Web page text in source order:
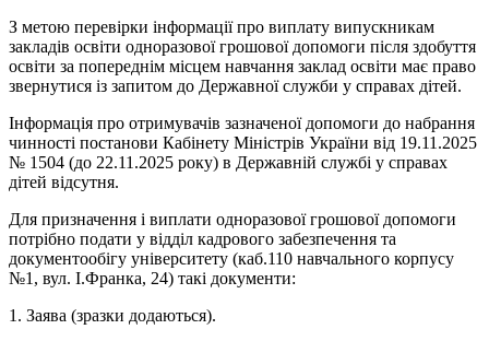
З метою перевірки інформації про виплату випускникам
закладів освіти одноразової грошової допомоги після здобуття
освіти за попереднім місцем навчання заклад освіти має право
звернутися із запитом до Державної служби у справах дітей.
Інформація про отримувачів зазначеної допомоги до набрання
чинності постанови Кабінету Міністрів України від 19.11.2025
№ 1504 (до 22.11.2025 року) в Державній службі у справах
дітей відсутня.
Для призначення і виплати одноразової грошової допомоги
потрібно подати у відділ кадрового забезпечення та
документообігу університету (каб.110 навчального корпусу
№1, вул. І.Франка, 24) такі документи:
1. Заява (зразки додаються).